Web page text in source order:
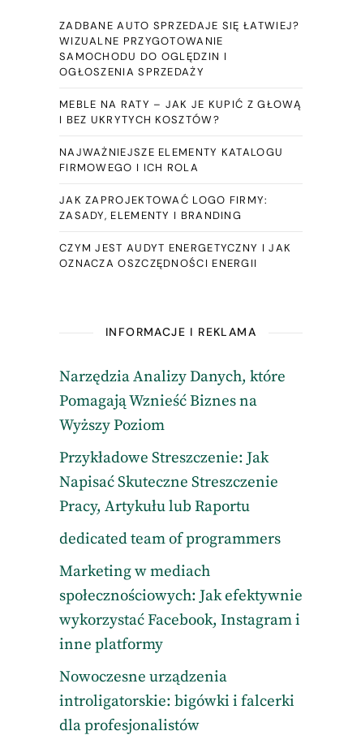
ZADBANE AUTO SPRZEDAJE SIĘ ŁATWIEJ?
WIZUALNE PRZYGOTOWANIE
SAMOCHODU DO OGLĘDZIN I
OGŁOSZENIA SPRZEDAŻY
MEBLE NA RATY – JAK JE KUPIĆ Z GŁOWĄ
I BEZ UKRYTYCH KOSZTÓW?
NAJWAŻNIEJSZE ELEMENTY KATALOGU
FIRMOWEGO I ICH ROLA
JAK ZAPROJEKTOWAĆ LOGO FIRMY:
ZASADY, ELEMENTY I BRANDING
CZYM JEST AUDYT ENERGETYCZNY I JAK
OZNACZA OSZCZĘDNOŚCI ENERGII
INFORMACJE I REKLAMA
Narzędzia Analizy Danych, które
Pomagają Wznieść Biznes na
Wyższy Poziom
Przykładowe Streszczenie: Jak
Napisać Skuteczne Streszczenie
Pracy, Artykułu lub Raportu
dedicated team of programmers
Marketing w mediach
społecznościowych: Jak efektywnie
wykorzystać Facebook, Instagram i
inne platformy
Nowoczesne urządzenia
introligatorskie: bigówki i falcerki
dla profesjonalistów